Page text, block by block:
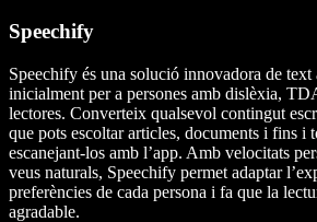
Speechify
Speechify és una solució innovadora de text
inicialment per a persones amb dislèxia,
lectores. Converteix qualsevol contingut
que pots escoltar articles, documents i fins i
escanejant-los amb l’app. Amb velocitats
veus naturals, Speechify permet adaptar
preferències de cada persona i fa que la
agradable.